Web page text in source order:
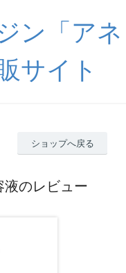
ン「アネ
サイト
ショップへ戻る
液のレビュー